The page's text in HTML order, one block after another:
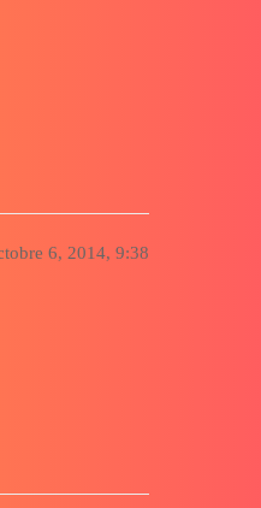
6, 2014, 9:38